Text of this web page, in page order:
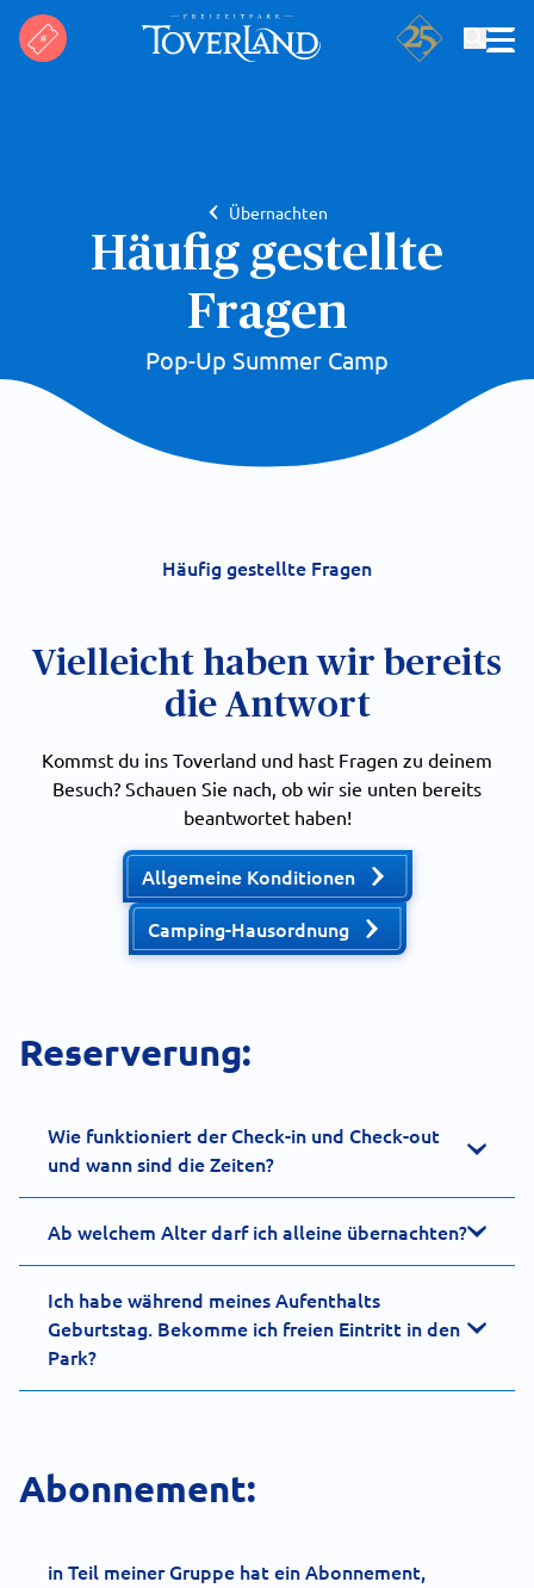
Übernachten
Häufig gestellte
Fragen
Pop-Up Summer Camp
Häufig gestellte Fragen
Vielleicht haben wir bereits
die Antwort
Kommst du ins Toverland und hast Fragen zu deinem
Besuch? Schauen Sie nach, ob wir sie unten bereits
beantwortet haben!
Allgemeine Konditionen
Camping-Hausordnung
Reserverung:
Wie funktioniert der Check-in und Check-out
und wann sind die Zeiten?
Ab welchem Alter darf ich alleine übernachten?
Ich habe während meines Aufenthalts
Geburtstag. Bekomme ich freien Eintritt in den
Park?
Abonnement:
in Teil meiner Gruppe hat ein Abonnement,